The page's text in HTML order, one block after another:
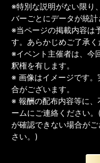
※特別な説明がない限り
バーごとにデータが統計
※当ページの掲載内容は
す。あらかじめご了承く
※イベント主催者は、今
釈権を有します。
※ 画像はイメージです
合がございます。
※ 報酬の配布内容等に
ームにご連絡ください
が確認できない場合が
さい。)